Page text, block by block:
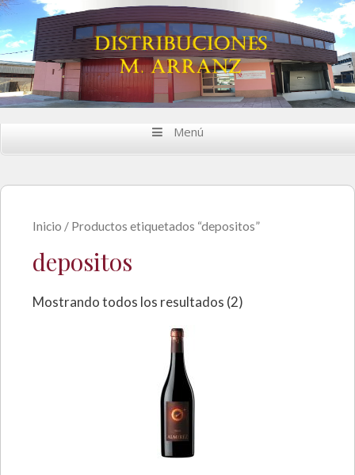
Saltar al contenido
Menú
Inicio / Productos etiquetados “depositos”
depositos
Mostrando todos los resultados (2)